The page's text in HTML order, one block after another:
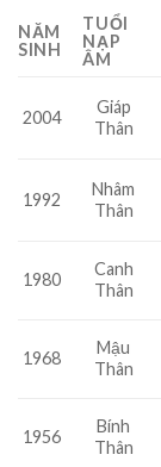
NĂM
SINH
TUỔI
NẠP
ÂM
2004
Giáp
Thân
1992
Nhâm
Thân
1980
Canh
Thân
1968
Mậu
Thân
1956
Bính
Thân